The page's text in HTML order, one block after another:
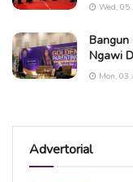
Wed, 05
Bangun
Ngawi
Mon, 03
Advertorial